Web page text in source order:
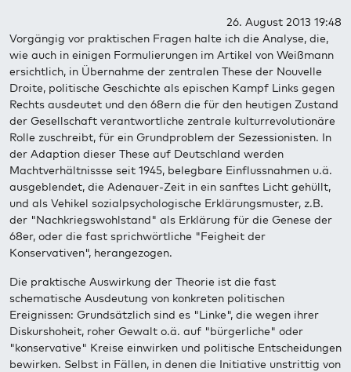
26. August 2013 19:48
Vorgängig vor praktischen Fragen halte ich die Analyse, die,
wie auch in einigen Formulierungen im Artikel von Weißmann
ersichtlich, in Übernahme der zentralen These der Nouvelle
Droite, politische Geschichte als epischen Kampf Links gegen
Rechts ausdeutet und den 68ern die für den heutigen Zustand
der Gesellschaft verantwortliche zentrale kulturrevolutionäre
Rolle zuschreibt, für ein Grundproblem der Sezessionisten. In
der Adaption dieser These auf Deutschland werden
Machtverhältnissse seit 1945, belegbare Einflussnahmen u.ä.
ausgeblendet, die Adenauer-Zeit in ein sanftes Licht gehüllt,
und als Vehikel sozialpsychologische Erklärungsmuster, z.B.
der "Nachkriegswohlstand" als Erklärung für die Genese der
68er, oder die fast sprichwörtliche "Feigheit der
Konservativen", herangezogen.
Die praktische Auswirkung der Theorie ist die fast
schematische Ausdeutung von konkreten politischen
Ereignissen: Grundsätzlich sind es "Linke", die wegen ihrer
Diskurshoheit, roher Gewalt o.ä. auf "bürgerliche" oder
"konservative" Kreise einwirken und politische Entscheidungen
bewirken. Selbst in Fällen, in denen die Initiative unstrittig von